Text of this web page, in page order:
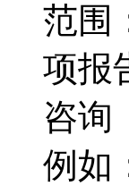
范围
项报
咨询
例如